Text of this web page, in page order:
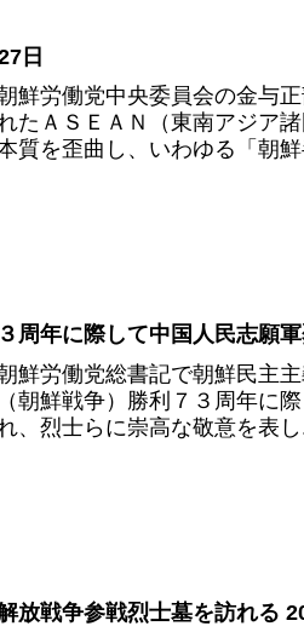
日
鮮労働党中央委員会の金与
たＡＳＥＡＮ（東南アジア
質を歪曲し、いわゆる「朝
周年に際して中国人民志願
鮮労働党総書記で朝鮮民主
朝鮮戦争）勝利７３周年に
、烈士らに崇高な敬意を表
放戦争参戦烈士墓を訪れる